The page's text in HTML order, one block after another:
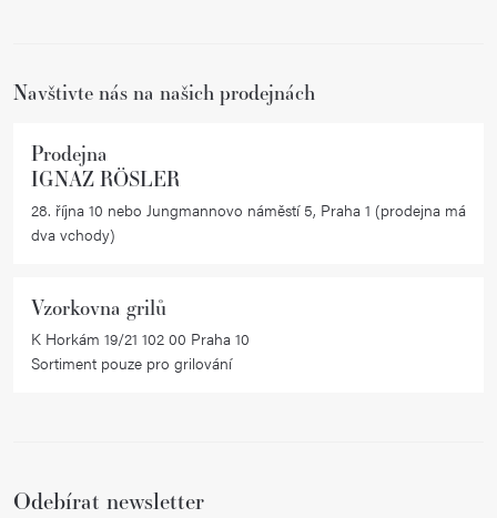
Navštivte nás na našich prodejnách
Prodejna
IGNAZ RÖSLER
28. října 10 nebo Jungmannovo náměstí 5, Praha 1 (prodejna má
dva vchody)
Vzorkovna grilů
K Horkám 19/21 102 00 Praha 10
Sortiment pouze pro grilování
Odebírat newsletter